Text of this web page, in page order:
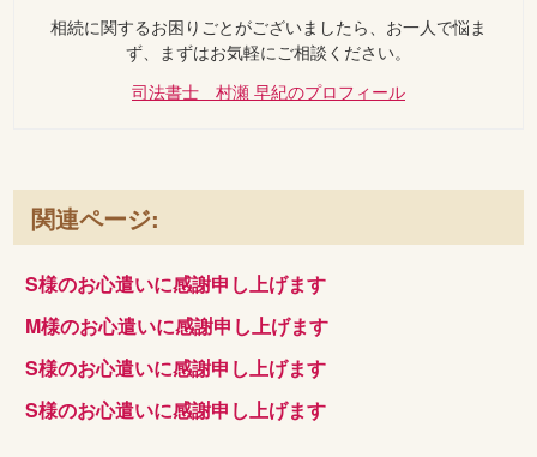
相続に関するお困りごとがございましたら、お一人で悩ま
ず、まずはお気軽にご相談ください。
司法書士 村瀬 早紀のプロフィール
関連ページ:
S様のお心遣いに感謝申し上げます
M様のお心遣いに感謝申し上げます
S様のお心遣いに感謝申し上げます
S様のお心遣いに感謝申し上げます